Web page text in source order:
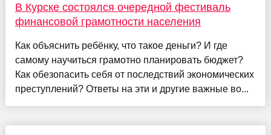
В Курске состоялся очередной фестиваль
финансовой грамотности населения
Как объяснить ребёнку, что такое деньги? И где
самому научиться грамотно планировать бюджет?
Как обезопасить себя от последствий экономических
преступлений? Ответы на эти и другие важные во...